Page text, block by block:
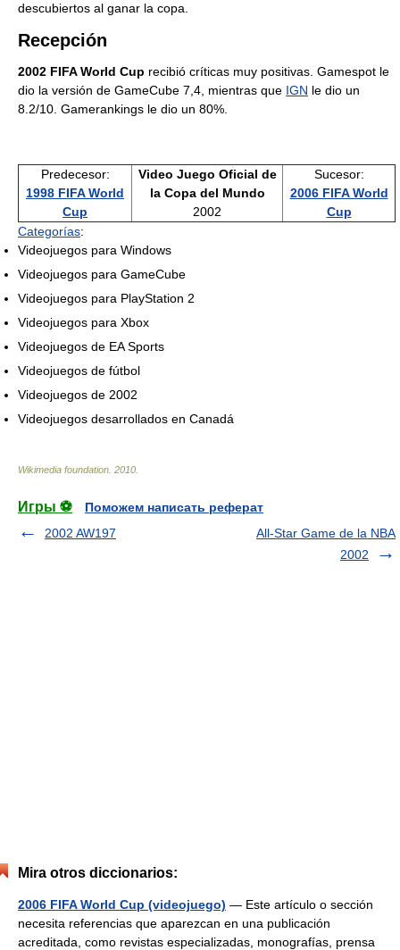
descubiertos al ganar la copa.
Recepción
2002 FIFA World Cup recibió críticas muy positivas. Gamespot le
dio la versión de GameCube 7,4, mientras que IGN le dio un
8.2/10. Gamerankings le dio un 80%.
Predecesor:
1998 FIFA World
Cup
Video Juego Oficial de
la Copa del Mundo
2002
Sucesor:
2006 FIFA World
Cup
Categorías:
Videojuegos para Windows
Videojuegos para GameCube
Videojuegos para PlayStation 2
Videojuegos para Xbox
Videojuegos de EA Sports
Videojuegos de fútbol
Videojuegos de 2002
Videojuegos desarrollados en Canadá
Wikimedia foundation 2010
Игры ⚽
Поможем написать реферат
2002 AW197
All-Star Game de la NBA
2002
Mira otros diccionarios:
2006 FIFA World Cup (videojuego) — Este artículo o sección
necesita referencias que aparezcan en una publicación
acreditada, como revistas especializadas, monografías, prensa